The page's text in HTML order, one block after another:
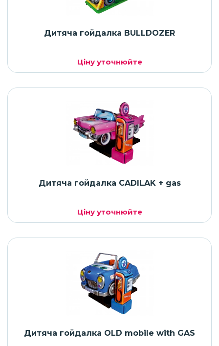
Дитяча гойдалка BULLDOZER
Ціну уточнюйте
Дитяча гойдалка CADILAK + gas
Ціну уточнюйте
Дитяча гойдалка OLD mobile with GAS